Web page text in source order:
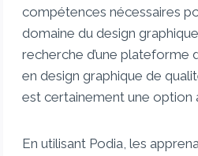
compétences nécessaires
domaine du design
recherche d’une plateforme
en design graphique de
est certainement une option
En utilisant Podia, les